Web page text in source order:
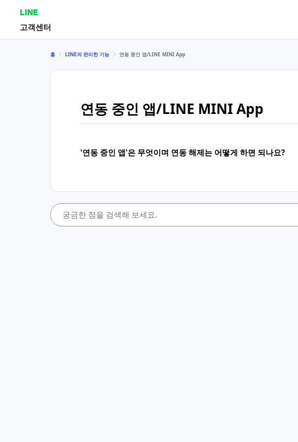
LINE
고객센터
홈 LINE의 편리한 기능 연동 중인 앱/LINE MINI App
연동 중인 앱/LINE MINI App
'연동 중인 앱'은 무엇이며 연동 해제는 어떻게 하면 되나요?